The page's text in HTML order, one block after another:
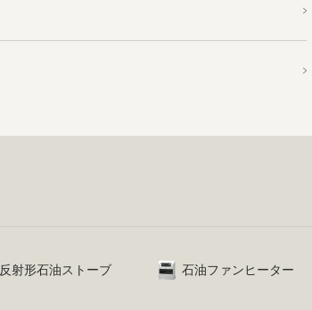
反射形石油ストーブ 石油ファンヒーター